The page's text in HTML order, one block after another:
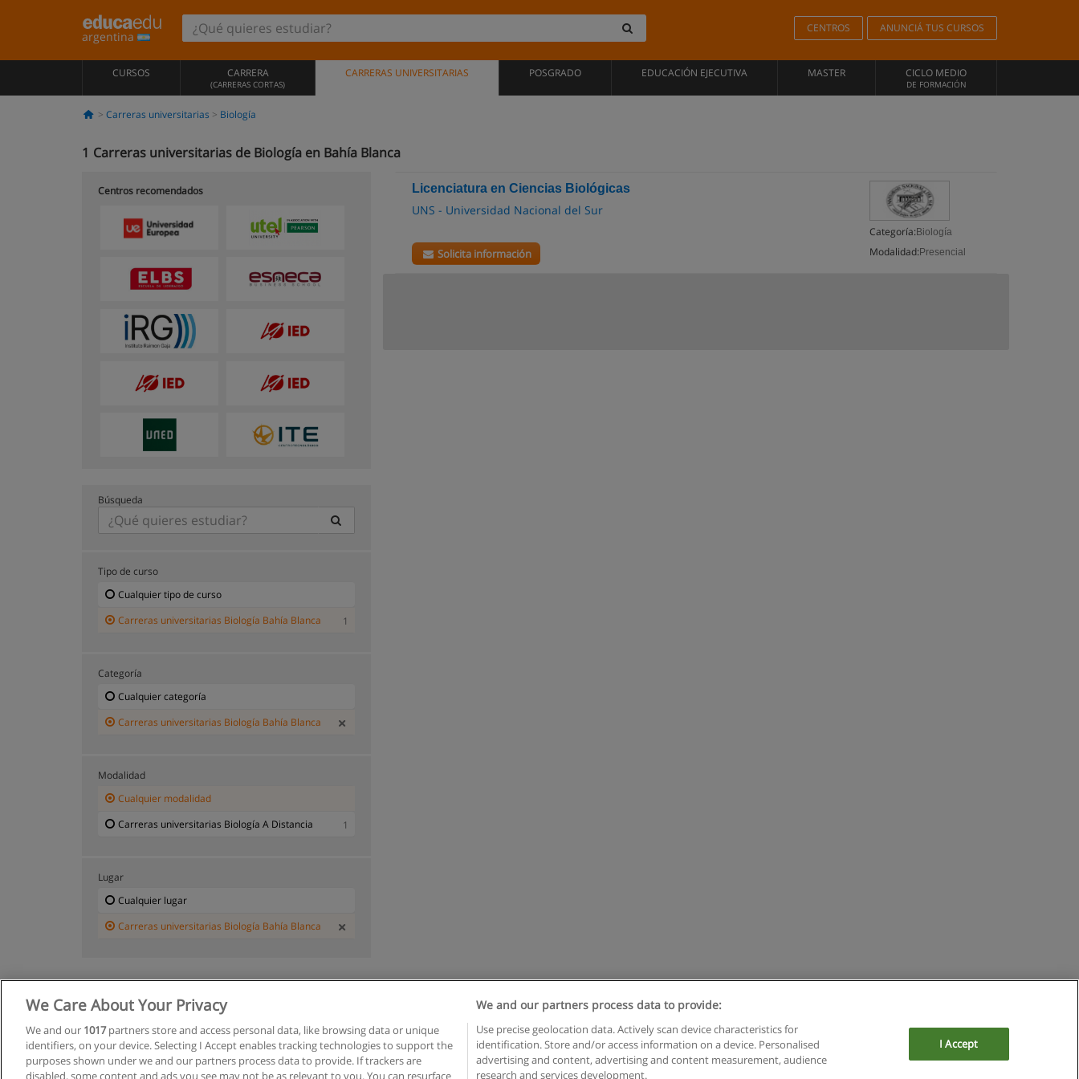
argentina
CENTROS ANUNCIÁ TUS CURSOS
CURSOS CARRERA
(CARRERAS CORTAS)
CARRERAS UNIVERSITARIAS POSGRADO EDUCACIÓN EJECUTIVA MASTER CICLO MEDIO
DE FORMACIÓN
Carreras universitarias Biología
1 Carreras universitarias de Biología en Bahía Blanca
Licenciatura en Ciencias Biológicas
UNS - Universidad Nacional del Sur
Categoría: Biología
Modalidad: Presencial
Solicita información
Centros recomendados
Búsqueda
Tipo de curso
Cualquier tipo de curso
Carreras universitarias Biología Bahía Blanca
1
Categoría
Cualquier categoría
Carreras universitarias Biología Bahía Blanca
Modalidad
Cualquier modalidad
Carreras universitarias Biología A Distancia
1
Lugar
Cualquier lugar
Carreras universitarias Biología Bahía Blanca
Copyright © Educaedu Business S.L. - CIF : B-95610580: - www.educaedu.com.ar
We Care About Your Privacy
We and our 1017partners store and access personal data, like browsing data or unique
identifiers, on your device. Selecting I Accept enables tracking technologies to support the
purposes shown under we and our partners process data to provide. If trackers are
disabled, some content and ads you see may not be as relevant to you. You can resurface
We and our partners process data to provide:
Use precise geolocation data. Actively scan device characteristics for
identification. Store and/or access information on a device. Personalised
advertising and content, advertising and content measurement, audience
research and services development.
I Accept